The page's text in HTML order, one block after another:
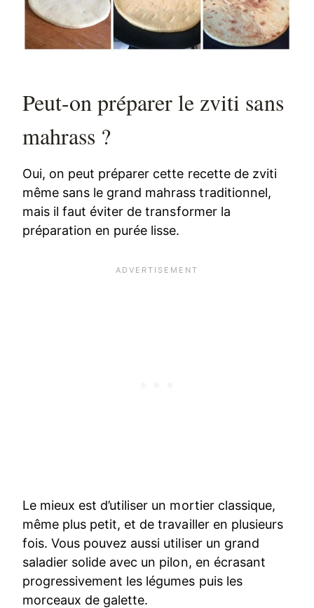
Peut-on préparer le zviti sans
mahrass ?
Oui, on peut préparer cette recette de zviti
même sans le grand mahrass traditionnel,
mais il faut éviter de transformer la
préparation en purée lisse.
Le mieux est d’utiliser un mortier classique,
même plus petit, et de travailler en plusieurs
fois. Vous pouvez aussi utiliser un grand
saladier solide avec un pilon, en écrasant
progressivement les légumes puis les
morceaux de galette.